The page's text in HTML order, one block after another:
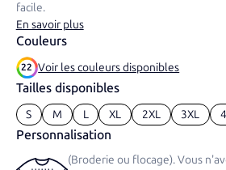
facile.​
En savoir plus
Couleurs
22 Voir les couleurs disponibles
Tailles disponibles
S M L XL 2XL 3XL
Personnalisation
(Broderie ou flocage). Vous